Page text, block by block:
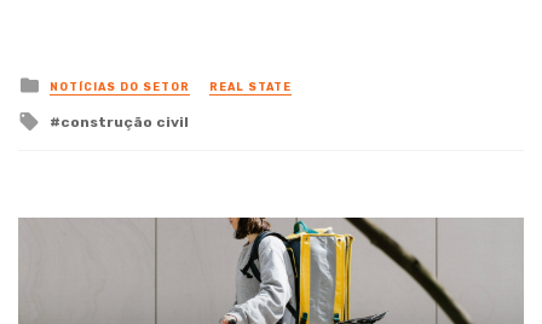
Posted
in
NOTÍCIAS DO SETOR REAL STATE
Tagged
construção civil